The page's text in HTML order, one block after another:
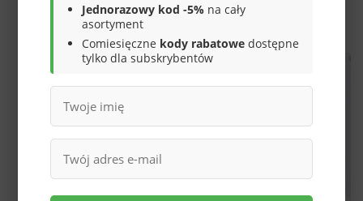
OSZCZĘDŹ KUPUJĄC WIĘCEJ
Jednorazowy kod -5% na cały
asortyment
Comiesięczne kody rabatowe dostępne
tylko dla subskrybentów